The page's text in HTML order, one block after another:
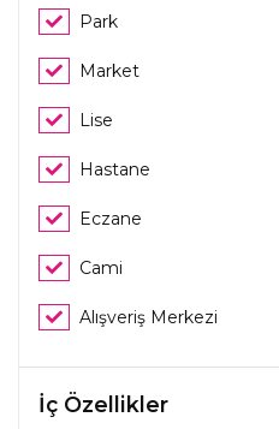
Park
Market
Lise
Hastane
Eczane
Cami
Alışveriş Merkezi
İç Özellikler